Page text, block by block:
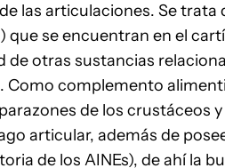
las articulaciones. Se
se encuentran en el
otras sustancias
Como complemento
de los crustáceos
articular, además de
de los AINEs), de ahí la